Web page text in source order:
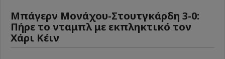
Μπάγερν Μονάχου-Στουτγκάρδη 3-0:
Πήρε το νταμπλ με εκπληκτικό τον
Χάρι Κέιν